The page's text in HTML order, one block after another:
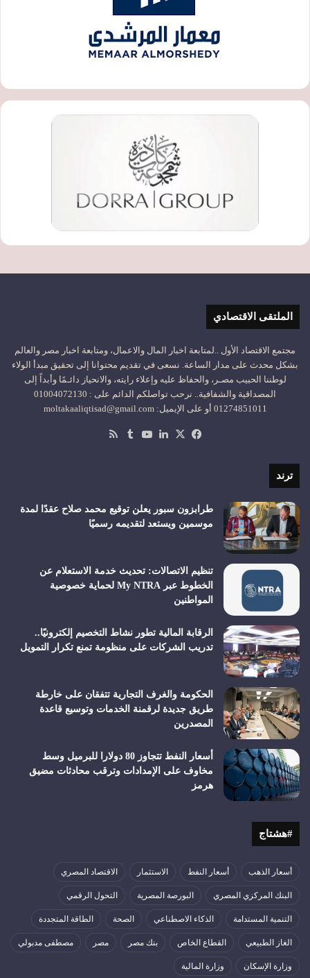
الملتقى الاقتصادي
مجتمع الاقتصاد الأول ..لمتابعة اخبار المال والاعمال، ومتابعة اخبار مصر والعالم
بشكل محدث على مدار الساعة. نسعى في تقديم محتوانا إلى تحقيق مبدأ الولاء
لوطننا الحبيب مصـر، والحفاظ عليه وإعلاء رايته، والانحياز دائـمًا وأبداً إلى
المصداقية والشفافية.. نرحب تواصلكم الدائم على : 01004072130
01274851011 أو على الإيميل: moltakaaliqtisad@gmail.com
فيسبوك
‫X لينكدإن‫YouTube
ترند
طرابزون سبور يعلن توقيع محمد صلاح عقدًا لمدة
موسمين ويستعد لتقديمه رسميًا
تنظيم الاتصالات: تحديث خدمة الاستعلام عن
الخطوط عبر My NTRA لحماية خصوصية
المواطنين
الرقابة المالية تطور نشاط التخصيم إلكترونيًا..
تدريب الشركات على منظومة تمنع تكرار التمويل
الحكومة والغرف التجارية تتفقان على خارطة
طريق جديدة لرقمنة الخدمات وتوسيع قاعدة
المصدرين
أسعار النفط تتجاوز 80 دولارا للبرميل وسط
مخاوف على الإمدادات وترقب محادثات مضيق
هرمز
#هشتاج
أسعار الذهب أسعار النفط الاستثمار الاقتصاد المصري
البنك المركزي المصري البورصة المصرية التحول الرقمي
التنمية المستدامة الذكاء الاصطناعي الصحة الطاقة المتجددة
الغاز الطبيعي القطاع الخاص بنك مصر مصر مصطفى مدبولي
وزارة الإسكان وزارة المالية